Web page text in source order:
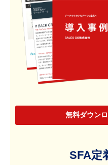
無料ダウン
SFA定